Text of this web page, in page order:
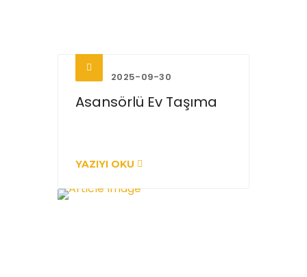
2025-09-30
Asansörlü Ev Taşıma
YAZIYI OKU